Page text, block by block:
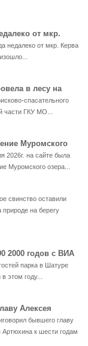
от мкр.
недалеко от мкр. Керва
в лесу на
спасательного
части ГКУ МО...
Муромского
2026г. на сайте была
Муромского озера...
свинство оставили
природе на берегу
2000 годов с ВИА
парка в Шатуре
этом году...
Алексея
бывшего главу
Артюхина к шести годам